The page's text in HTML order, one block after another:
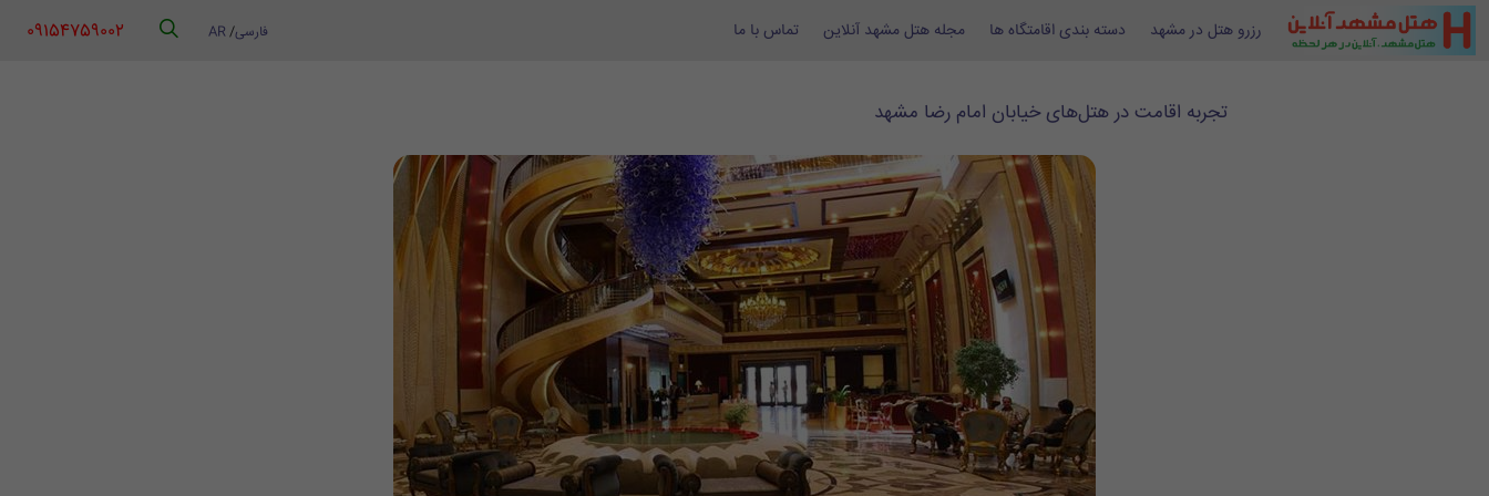
رزرو هتل در مشهد دسته بندی اقامتگاه ها مجله هتل مشهد آنلاین تماس با ما فارسی/
AR
‪ 09154759002
تجربه اقامت در هتل‌های خیابان امام رضا مشهد